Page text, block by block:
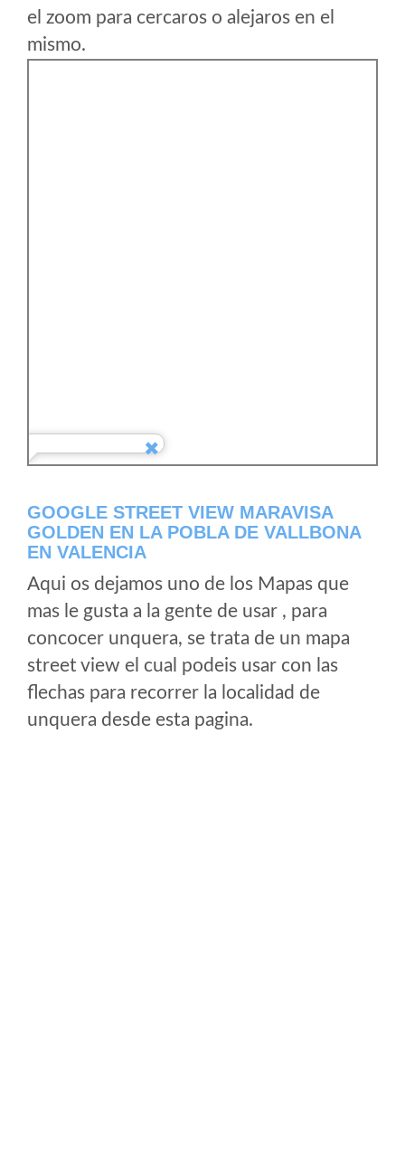
el zoom para cercaros o alejaros en el
mismo.
GOOGLE STREET VIEW MARAVISA
GOLDEN EN LA POBLA DE VALLBONA
EN VALENCIA
Aqui os dejamos uno de los Mapas que
mas le gusta a la gente de usar , para
concocer unquera, se trata de un mapa
street view el cual podeis usar con las
flechas para recorrer la localidad de
unquera desde esta pagina.